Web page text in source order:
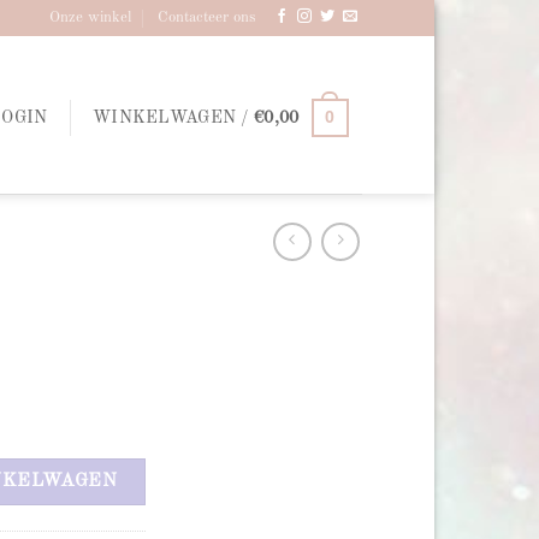
Onze winkel Contacteer ons
WINKELWAGEN /€0,00 0